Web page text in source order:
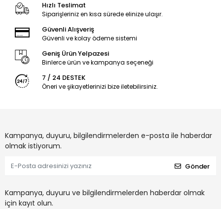
Hızlı Teslimat
Siparişleriniz en kısa sürede elinize ulaşır.
Güvenli Alışveriş
Güvenli ve kolay ödeme sistemi
Geniş Ürün Yelpazesi
Binlerce ürün ve kampanya seçeneği
7 / 24 DESTEK
Öneri ve şikayetlerinizi bize iletebilirsiniz.
Kampanya, duyuru, bilgilendirmelerden e-posta ile haberdar
olmak istiyorum.
Gönder
Kampanya, duyuru ve bilgilendirmelerden haberdar olmak
için kayıt olun.